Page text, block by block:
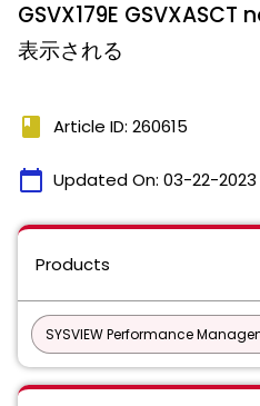
GSVX179E
表示される
book Article ID: 260615
calendar_today Updated On: 03-22-2023
Products
SYSVIEW Performance